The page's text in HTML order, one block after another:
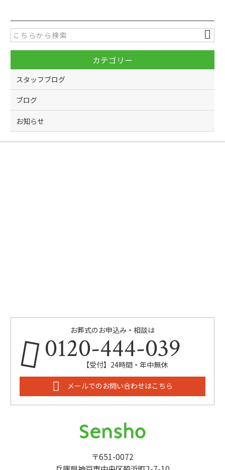
e
b
o
o
k
er
カテゴリー
スタッフブログ
ブログ
お知らせ
お葬式のお申込み・相談は
0120-444-039
【受付】24時間・年中無休
メールでのお問い合わせはこちら
〒651-0072